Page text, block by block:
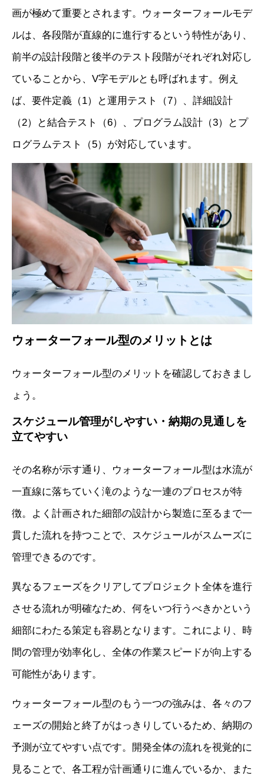
画が極めて重要とされます。ウォーターフォールモデ
ルは、各段階が直線的に進行するという特性があり、
前半の設計段階と後半のテスト段階がそれぞれ対応し
ていることから、V字モデルとも呼ばれます。例え
ば、要件定義（1）と運用テスト（7）、詳細設計
（2）と結合テスト（6）、プログラム設計（3）とプ
ログラムテスト（5）が対応しています。
ウォーターフォール型のメリットとは
ウォーターフォール型のメリットを確認しておきまし
ょう。
スケジュール管理がしやすい・納期の見通しを
立てやすい
その名称が示す通り、ウォーターフォール型は水流が
一直線に落ちていく滝のような一連のプロセスが特
徴。よく計画された細部の設計から製造に至るまで一
貫した流れを持つことで、スケジュールがスムーズに
管理できるのです。
異なるフェーズをクリアしてプロジェクト全体を進行
させる流れが明確なため、何をいつ行うべきかという
細部にわたる策定も容易となります。これにより、時
間の管理が効率化し、全体の作業スピードが向上する
可能性があります。
ウォーターフォール型のもう一つの強みは、各々のフ
ェーズの開始と終了がはっきりしているため、納期の
予測が立てやすい点です。開発全体の流れを視覚的に
見ることで、各工程が計画通りに進んでいるか、また